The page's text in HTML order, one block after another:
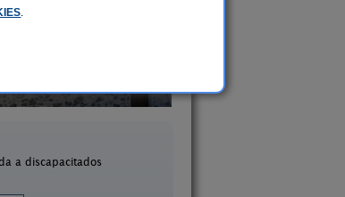
Villanueva de la Jara
a discapacitados
.